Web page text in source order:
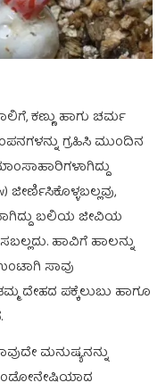
ಕಣ್ಣು ಹಾಗು ಚರ್ಮ
ಗ್ರಹಿಸಿ ಮುಂದಿನ
ಬಲಿಯ ಜೀವಿಯ
ಹಾವಿಗೆ ಹಾಲನ್ನು
ಸಾವು
ದೇಹದ ಪಕ್ಕೆಲುಬು ಹಾಗೂ
ಮನುಷ್ಯನನ್ನು